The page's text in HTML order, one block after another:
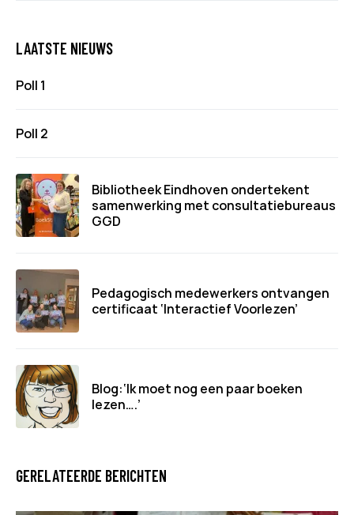
LAATSTE NIEUWS
Poll 1
Poll 2
Bibliotheek Eindhoven ondertekent
samenwerking met consultatiebureaus
GGD
Pedagogisch medewerkers ontvangen
certificaat ‘Interactief Voorlezen’
Blog:‘Ik moet nog een paar boeken
lezen….’
GERELATEERDE BERICHTEN